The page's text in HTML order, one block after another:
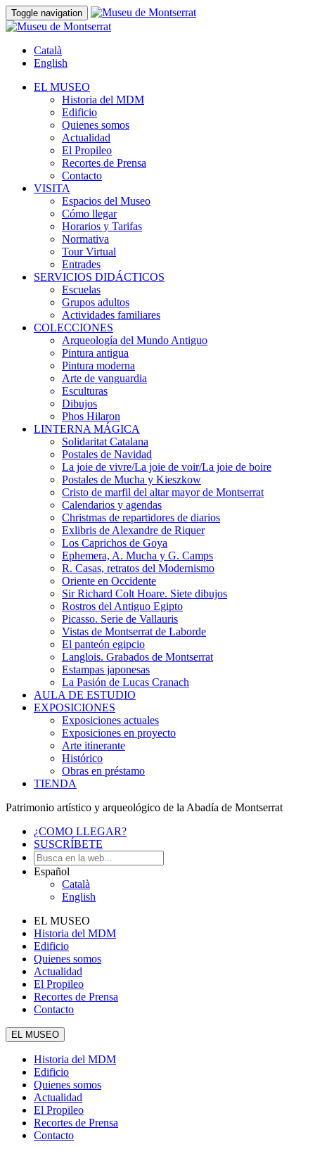
Toggle navigation
Català
English
EL MUSEO
Historia del MDM
Edificio
Quienes somos
Actualidad
El Propileo
Recortes de Prensa
Contacto
VISITA
Espacios del Museo
Cómo llegar
Horarios y Tarifas
Normativa
Tour Virtual
Entrades
SERVICIOS DIDÁCTICOS
Escuelas
Grupos adultos
Actividades familiares
COLECCIONES
Arqueología del Mundo Antiguo
Pintura antigua
Pintura moderna
Arte de vanguardia
Esculturas
Dibujos
Phos Hilaron
LINTERNA MÁGICA
Solidaritat Catalana
Postales de Navidad
La joie de vivre/La joie de voir/La joie de boire
Postales de Mucha y Kieszkow
Cristo de marfil del altar mayor de Montserrat
Calendarios y agendas
Christmas de repartidores de diarios
Exlibris de Alexandre de Riquer
Los Caprichos de Goya
Ephemera, A. Mucha y G. Camps
R. Casas, retratos del Modernismo
Oriente en Occidente
Sir Richard Colt Hoare. Siete dibujos
Rostros del Antiguo Egipto
Picasso. Serie de Vallauris
Vistas de Montserrat de Laborde
El panteón egipcio
Langlois. Grabados de Montserrat
Estampas japonesas
La Pasión de Lucas Cranach
AULA DE ESTUDIO
EXPOSICIONES
Exposiciones actuales
Exposiciones en proyecto
Arte itinerante
Histórico
Obras en préstamo
TIENDA
Patrimonio artístico y arqueológico de la Abadía de Montserrat
¿COMO LLEGAR?
SUSCRÍBETE
Español
Català
English
EL MUSEO
Historia del MDM
Edificio
Quienes somos
Actualidad
El Propileo
Recortes de Prensa
Contacto
EL MUSEO
Historia del MDM
Edificio
Quienes somos
Actualidad
El Propileo
Recortes de Prensa
Contacto